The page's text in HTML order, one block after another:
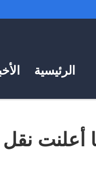
الرئيسية
أعلنت